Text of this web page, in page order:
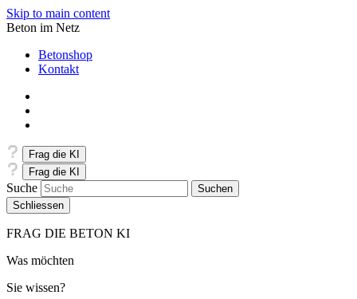
Skip to main content
Beton im Netz
Betonshop
Kontakt
Frag die KI
Frag die KI
Suche
Schliessen
FRAG DIE BETON KI
Was möchten
Sie wissen?